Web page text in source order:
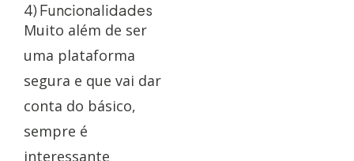
4) Funcionalidades
Muito além de ser
uma plataforma
segura e que vai dar
conta do básico,
sempre é
interessante